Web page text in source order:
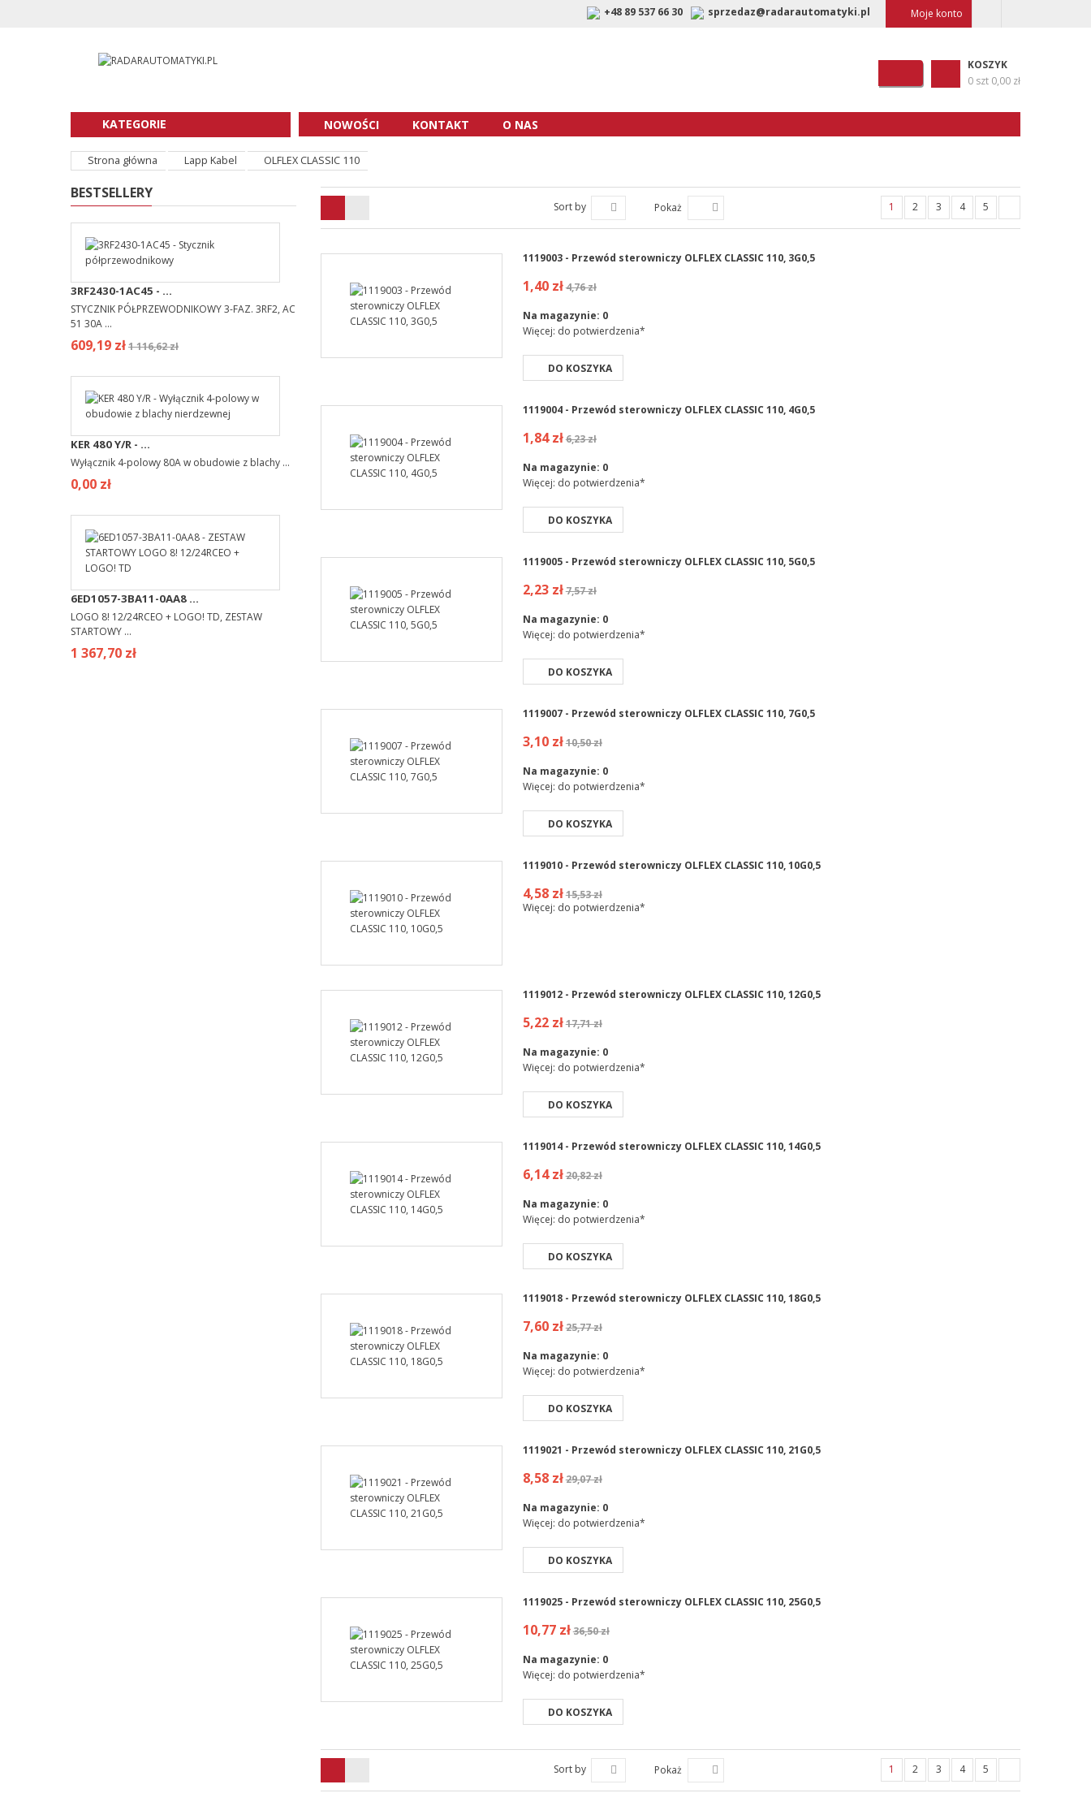
+48 89 537 66 30 sprzedaz@radarautomatyki.pl Moje konto
KOSZYK
0 szt 0,00 zł
KATEGORIE NOWOŚCI KONTAKT O NAS
Strona główna Lapp Kabel OLFLEX CLASSIC 110
BESTSELLERY
3RF2430-1AC45 - ...
STYCZNIK PÓŁPRZEWODNIKOWY 3-FAZ. 3RF2, AC
51 30A ...
609,19 zł1 116,62 zł
KER 480 Y/R - ...
Wyłącznik 4-polowy 80A w obudowie z blachy ...
0,00 zł
6ED1057-3BA11-0AA8 ...
LOGO 8! 12/24RCEO + LOGO! TD, ZESTAW
STARTOWY ...
1 367,70 zł
Sort by Pokaż 1 2 3 4 5
1119003 - Przewód sterowniczy OLFLEX CLASSIC 110, 3G0,5
1,40 zł4,76 zł
Na magazynie: 0
Więcej: do potwierdzenia*
DO KOSZYKA
1119004 - Przewód sterowniczy OLFLEX CLASSIC 110, 4G0,5
1,84 zł6,23 zł
Na magazynie: 0
Więcej: do potwierdzenia*
DO KOSZYKA
1119005 - Przewód sterowniczy OLFLEX CLASSIC 110, 5G0,5
2,23 zł7,57 zł
Na magazynie: 0
Więcej: do potwierdzenia*
DO KOSZYKA
1119007 - Przewód sterowniczy OLFLEX CLASSIC 110, 7G0,5
3,10 zł10,50 zł
Na magazynie: 0
Więcej: do potwierdzenia*
DO KOSZYKA
1119010 - Przewód sterowniczy OLFLEX CLASSIC 110, 10G0,5
4,58 zł15,53 zł
Więcej: do potwierdzenia*
1119012 - Przewód sterowniczy OLFLEX CLASSIC 110, 12G0,5
5,22 zł17,71 zł
Na magazynie: 0
Więcej: do potwierdzenia*
DO KOSZYKA
1119014 - Przewód sterowniczy OLFLEX CLASSIC 110, 14G0,5
6,14 zł20,82 zł
Na magazynie: 0
Więcej: do potwierdzenia*
DO KOSZYKA
1119018 - Przewód sterowniczy OLFLEX CLASSIC 110, 18G0,5
7,60 zł25,77 zł
Na magazynie: 0
Więcej: do potwierdzenia*
DO KOSZYKA
1119021 - Przewód sterowniczy OLFLEX CLASSIC 110, 21G0,5
8,58 zł29,07 zł
Na magazynie: 0
Więcej: do potwierdzenia*
DO KOSZYKA
1119025 - Przewód sterowniczy OLFLEX CLASSIC 110, 25G0,5
10,77 zł36,50 zł
Na magazynie: 0
Więcej: do potwierdzenia*
DO KOSZYKA
Sort by Pokaż 1 2 3 4 5